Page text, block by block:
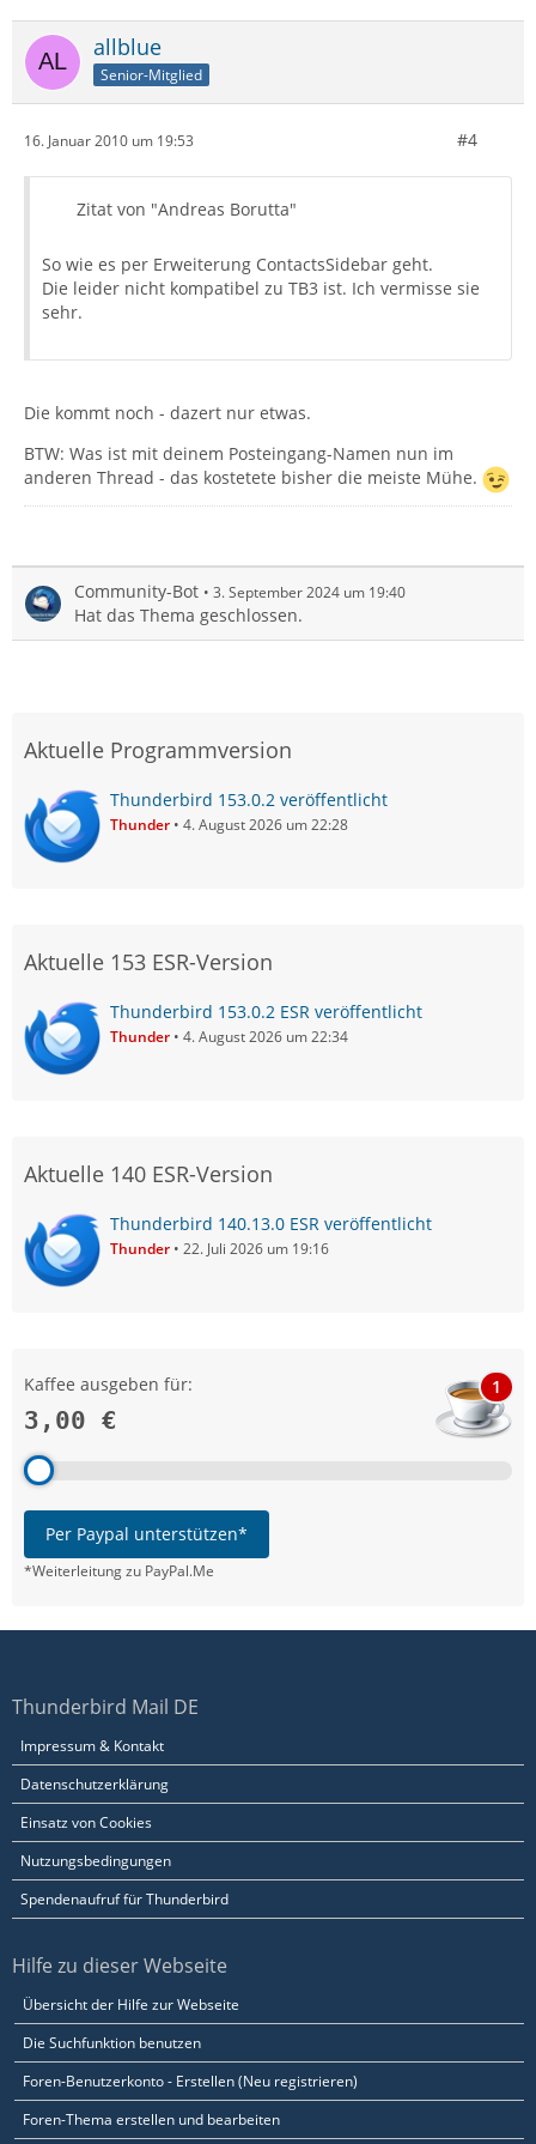
allblue
Senior-Mitglied
16. Januar 2010 um 19:53 #4
Zitat von "Andreas Borutta"
So wie es per Erweiterung ContactsSidebar geht.
Die leider nicht kompatibel zu TB3 ist. Ich vermisse sie
sehr.
Die kommt noch - dazert nur etwas.
BTW: Was ist mit deinem Posteingang-Namen nun im
anderen Thread - das kostetete bisher die meiste Mühe.
Community-Bot 3. September 2024 um 19:40
Hat das Thema geschlossen.
Aktuelle Programmversion
Thunderbird 153.0.2 veröffentlicht
Thunder 4. August 2026 um 22:28
Aktuelle 153 ESR-Version
Thunderbird 153.0.2 ESR veröffentlicht
Thunder 4. August 2026 um 22:34
Aktuelle 140 ESR-Version
Thunderbird 140.13.0 ESR veröffentlicht
Thunder 22. Juli 2026 um 19:16
Kaffee ausgeben für:
3,00 €
1
Per Paypal unterstützen*
*Weiterleitung zu PayPal.Me
Thunderbird Mail DE
Impressum & Kontakt
Datenschutzerklärung
Einsatz von Cookies
Nutzungsbedingungen
Spendenaufruf für Thunderbird
Hilfe zu dieser Webseite
Übersicht der Hilfe zur Webseite
Die Suchfunktion benutzen
Foren-Benutzerkonto - Erstellen (Neu registrieren)
Foren-Thema erstellen und bearbeiten